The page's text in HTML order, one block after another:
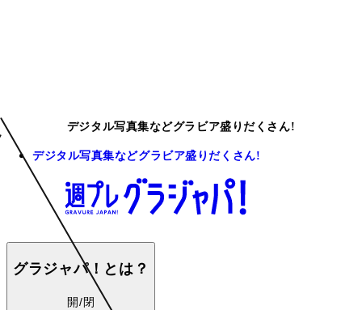
デジタル写真集などグラビア盛りだくさん!
デジタル写真集などグラビア盛りだくさん!
グラジャパ！とは？
開/閉